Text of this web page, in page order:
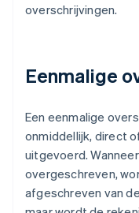
overschrijvingen.
Eenmalige
Een eenmalige
onmiddellijk, direct
uitgevoerd.
overgeschreven,
afgeschreven van